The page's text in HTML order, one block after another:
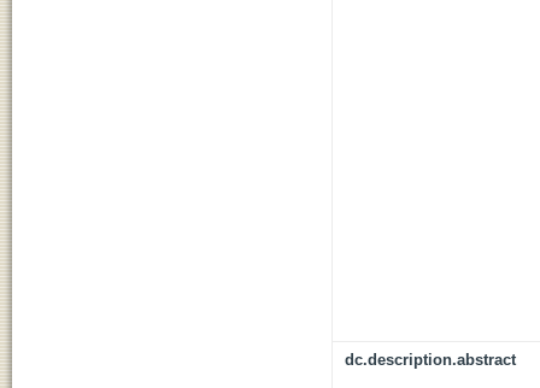
dc.description.abstract